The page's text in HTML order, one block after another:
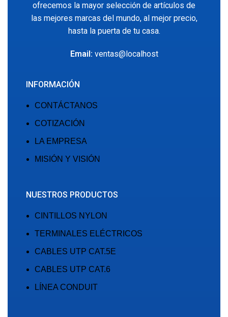
ofrecemos la mayor selección de artículos de
las mejores marcas del mundo, al mejor precio,
hasta la puerta de tu casa.
Email: ventas@localhost
INFORMACIÓN
CONTÁCTANOS
COTIZACIÓN
LA EMPRESA
MISIÓN Y VISIÓN
NUESTROS PRODUCTOS
CINTILLOS NYLON
TERMINALES ELÉCTRICOS
CABLES UTP CAT.5E
CABLES UTP CAT.6
LÍNEA CONDUIT